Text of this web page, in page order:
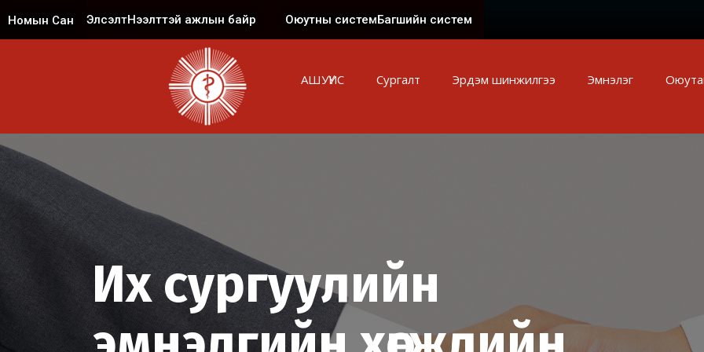
Номын Сан ЭлсэлтНээлттэй ажлын байр Оюутны системБагшийн систем
АШУҮИС Сургалт Эрдэм шинжилгээ Эмнэлэг
Их сургуулийн